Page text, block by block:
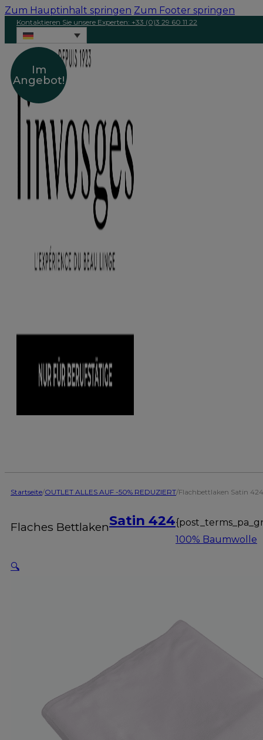
Zum Hauptinhalt springen Zum Footer springen
Kontaktieren Sie unsere Experten: +33 (0)3 29 60 11 22
Startseite/OUTLET ALLES AUF -50% REDUZIERT/Flachbettlaken Satin 424
Flaches BettlakenSatin 424
100% Baumwolle
Im
Angebot!
🔍